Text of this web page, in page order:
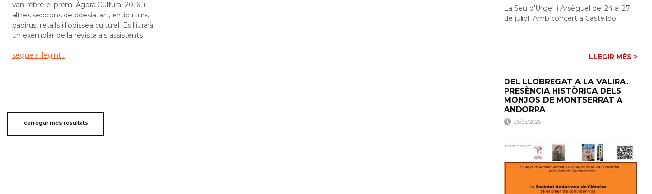
van rebre el premi Àgora Cultural 2016, i
altres seccions de poesia, art, enticultura,
papirus, retalls i l’odissea cultural. Es lliurarà
un exemplar de la revista als assistents
segueix llegint...
carregar més resultats
La Seu d'Urgell i Arsèguel del 24 al 27
de juliol. Amb concert a Castellbó.
LLEGIR MÉS >
DEL LLOBREGAT A LA VALIRA.
PRESÈNCIA HISTÒRICA DELS
MONJOS DE MONTSERRAT A
ANDORRA
26/05/2026